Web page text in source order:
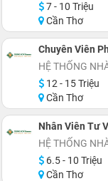
7 - 10 Triệu
Cần Thơ
Chuyên Viên
HỆ THỐNG
12 - 15 Triệu
Cần Thơ
Nhân Viên Tư
HỆ THỐNG
6.5 - 10 Triệu
Cần Thơ